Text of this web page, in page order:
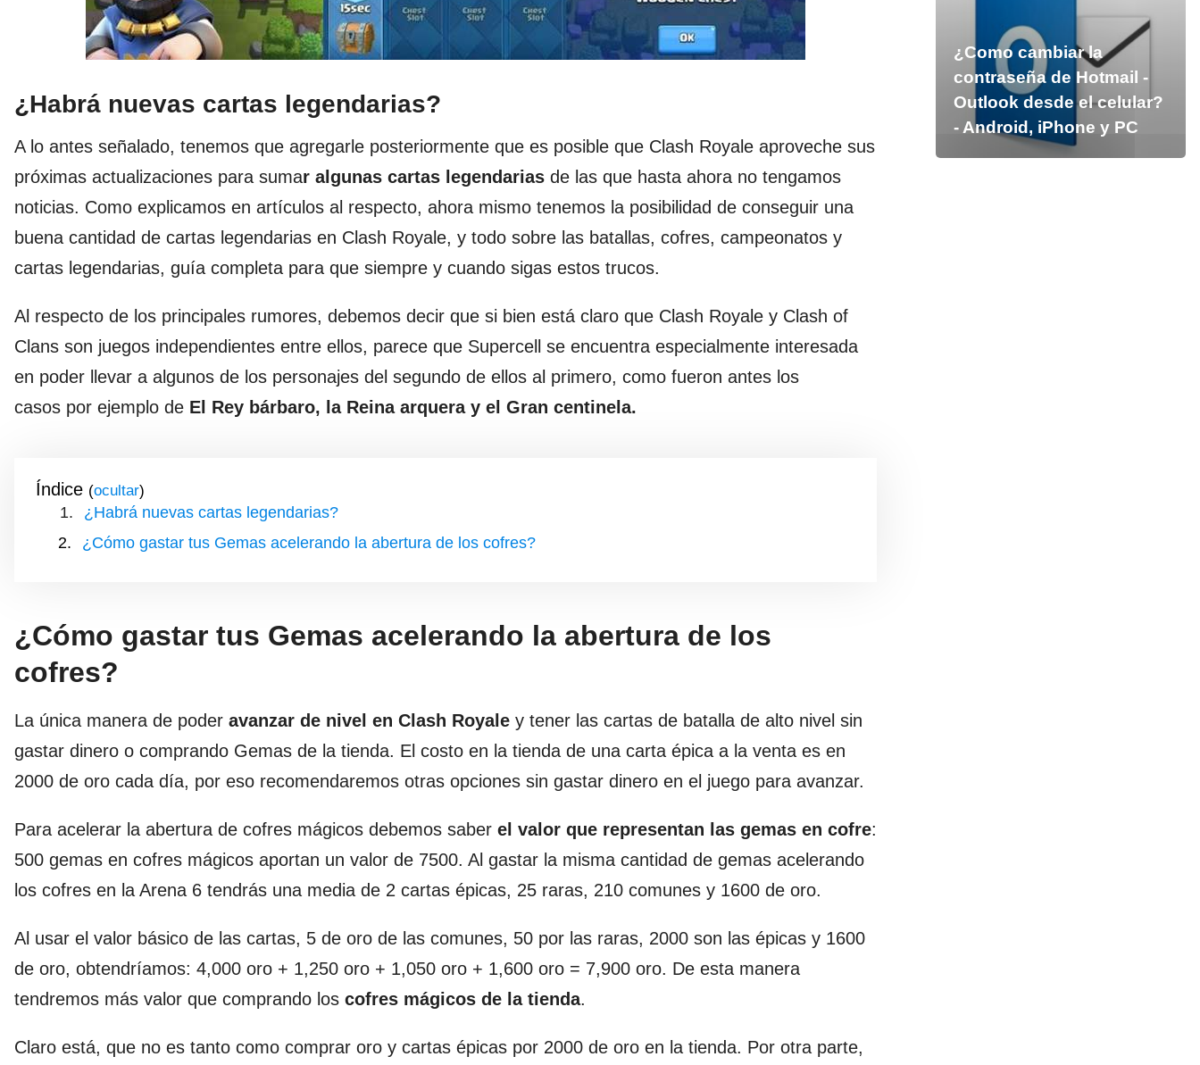
¿Habrá nuevas cartas legendarias?
A lo antes señalado, tenemos que agregarle posteriormente que es posible que Clash Royale aproveche sus
próximas actualizaciones para sumar algunas cartas legendarias de las que hasta ahora no tengamos
noticias. Como explicamos en artículos al respecto, ahora mismo tenemos la posibilidad de conseguir una
buena cantidad de cartas legendarias en Clash Royale, y todo sobre las batallas, cofres, campeonatos y
cartas legendarias, guía completa para que siempre y cuando sigas estos trucos.
Al respecto de los principales rumores, debemos decir que si bien está claro que Clash Royale y Clash of
Clans son juegos independientes entre ellos, parece que Supercell se encuentra especialmente interesada
en poder llevar a algunos de los personajes del segundo de ellos al primero, como fueron antes los
casos por ejemplo de El Rey bárbaro, la Reina arquera y el Gran centinela.
Índice ( )
¿Habrá nuevas cartas legendarias?
¿Cómo gastar tus Gemas acelerando la abertura de los cofres?
¿Cómo gastar tus Gemas acelerando la abertura de los
cofres?
La única manera de poder avanzar de nivel en Clash Royale y tener las cartas de batalla de alto nivel sin
gastar dinero o comprando Gemas de la tienda. El costo en la tienda de una carta épica a la venta es en
2000 de oro cada día, por eso recomendaremos otras opciones sin gastar dinero en el juego para avanzar.
Para acelerar la abertura de cofres mágicos debemos saber el valor que representan las gemas en cofre:
500 gemas en cofres mágicos aportan un valor de 7500. Al gastar la misma cantidad de gemas acelerando
los cofres en la Arena 6 tendrás una media de 2 cartas épicas, 25 raras, 210 comunes y 1600 de oro.
Al usar el valor básico de las cartas, 5 de oro de las comunes, 50 por las raras, 2000 son las épicas y 1600
de oro, obtendríamos: 4,000 oro + 1,250 oro + 1,050 oro + 1,600 oro = 7,900 oro. De esta manera
tendremos más valor que comprando los cofres mágicos de la tienda.
Claro está, que no es tanto como comprar oro y cartas épicas por 2000 de oro en la tienda. Por otra parte,
¿Como cambiar la
contraseña de Hotmail -
Outlook desde el celular?
- Android, iPhone y PC